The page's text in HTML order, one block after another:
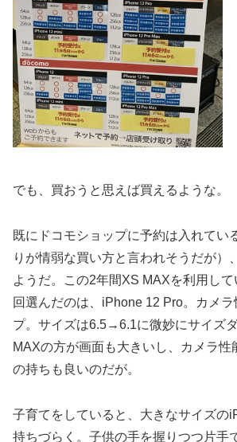
でも、買おうと思えば買えるような。
既にドコモショップに予約は入れてい
りが情弱な買い方と言われそうだが）
ようだ。この2年間XS MAXを利用し
回選んだのは、iPhone 12 Pro。カメ
プ。サイズは6.5→6.1に微妙にサイズ
MAXの方が画面も大きいし、カメラ性
の持ちも良いのだが。
子育てをしていると、大きなサイズの
持ちづらく。子供の手を握りつつ片手